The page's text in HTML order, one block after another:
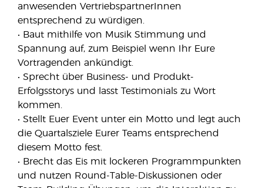
anwesenden VertriebspartnerInnen
entsprechend zu würdigen.
• Baut mithilfe von Musik Stimmung und
Spannung auf, zum Beispiel wenn Ihr Eure
Vortragenden ankündigt.
• Sprecht über Business- und Produkt-
Erfolgsstorys und lasst Testimonials zu Wort
kommen.
• Stellt Euer Event unter ein Motto und legt auch
die Quartalsziele Eurer Teams entsprechend
diesem Motto fest.
• Brecht das Eis mit lockeren Programmpunkten
und nutzen Round-Table-Diskussionen oder